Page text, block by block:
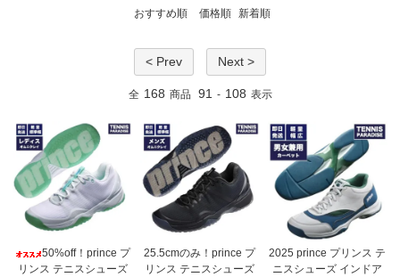
おすすめ順 価格順 新着順
< Prev Next >
全 168 商品 91 - 108 表示
50%off！prince プ
リンス テニスシューズ
25.5cmのみ！prince プ
リンス テニスシューズ
2025 prince プリンス テ
ニスシューズ インドア